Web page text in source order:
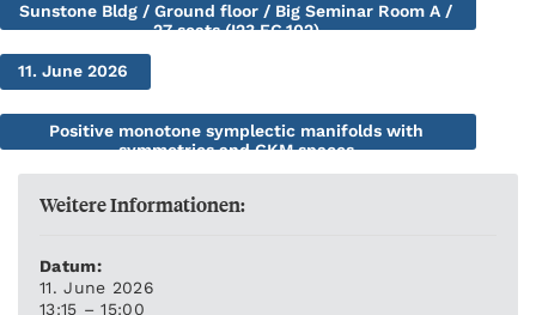
Sunstone Bldg / Ground floor / Big Seminar Room A /
27 seats (I23.EG.102)
11. June 2026
Positive monotone symplectic manifolds with
symmetries and GKM spaces
Weitere Informationen:
Datum:
11. June 2026
13:15 – 15:00